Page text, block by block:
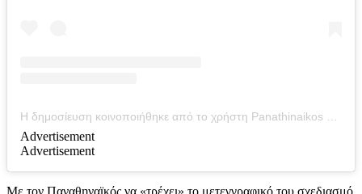
Advertisement
Advertisement
Με τον Παναθηναϊκός να «τρέχει» το μετεγγραφικό του σχεδιασμό